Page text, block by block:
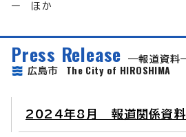
ー ほか
Press Release
報道資料
広島市 The City of HIROSHIMA
2024年8月 報道関係資料